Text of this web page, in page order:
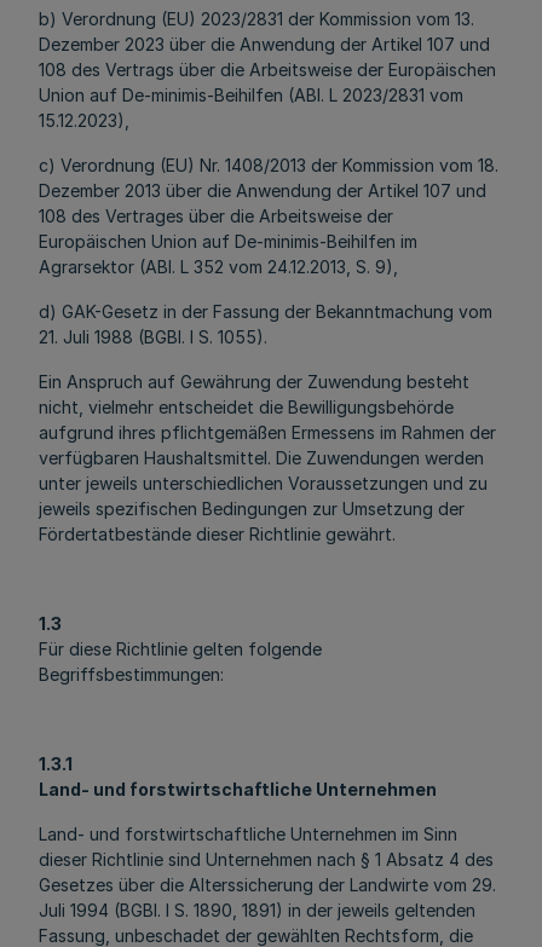
b) Verordnung (EU) 2023/2831 der Kommission vom 13.
Dezember 2023 über die Anwendung der Artikel 107 und
108 des Vertrags über die Arbeitsweise der Europäischen
Union auf De-minimis-Beihilfen (ABl. L 2023/2831 vom
15.12.2023),
c) Verordnung (EU) Nr. 1408/2013 der Kommission vom 18.
Dezember 2013 über die Anwendung der Artikel 107 und
108 des Vertrages über die Arbeitsweise der
Europäischen Union auf De-minimis-Beihilfen im
Agrarsektor (ABl. L 352 vom 24.12.2013, S. 9),
d) GAK-Gesetz in der Fassung der Bekanntmachung vom
21. Juli 1988 (BGBl. I S. 1055).
Ein Anspruch auf Gewährung der Zuwendung besteht
nicht, vielmehr entscheidet die Bewilligungsbehörde
aufgrund ihres pflichtgemäßen Ermessens im Rahmen der
verfügbaren Haushaltsmittel. Die Zuwendungen werden
unter jeweils unterschiedlichen Voraussetzungen und zu
jeweils spezifischen Bedingungen zur Umsetzung der
Fördertatbestände dieser Richtlinie gewährt.
1.3
Für diese Richtlinie gelten folgende
Begriffsbestimmungen:
1.3.1
Land- und forstwirtschaftliche Unternehmen
Land- und forstwirtschaftliche Unternehmen im Sinn
dieser Richtlinie sind Unternehmen nach § 1 Absatz 4 des
Gesetzes über die Alterssicherung der Landwirte vom 29.
Juli 1994 (BGBl. I S. 1890, 1891) in der jeweils geltenden
Fassung, unbeschadet der gewählten Rechtsform, die